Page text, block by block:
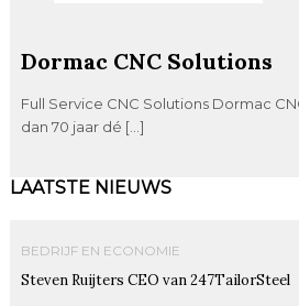
Dormac CNC Solutions
Full Service CNC Solutions Dormac
dan 70 jaar dé […]
LAATSTE NIEUWS
BEDRIJF EN ECONOMIE
Steven Ruijters CEO van 247TailorSteel